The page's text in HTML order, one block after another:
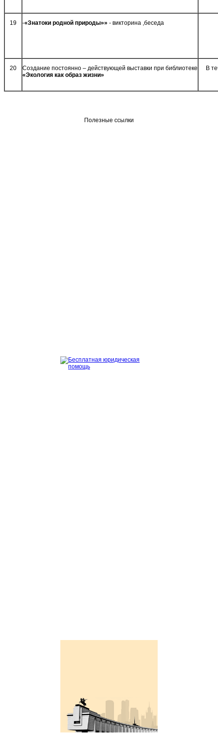
19 -«Знатоки родной природы»» - викторина ,беседа
20
Создание постоянно – действующей выставки при библиотеке
«Экология как образ жизни»
В
Полезные ссылки